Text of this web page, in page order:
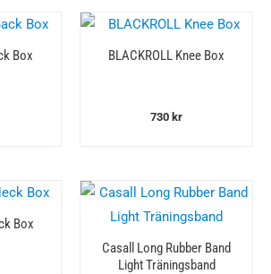
Box BLACKROLL Knee Box
730 kr
Box
Casall Long Rubber Band
Light Träningsband